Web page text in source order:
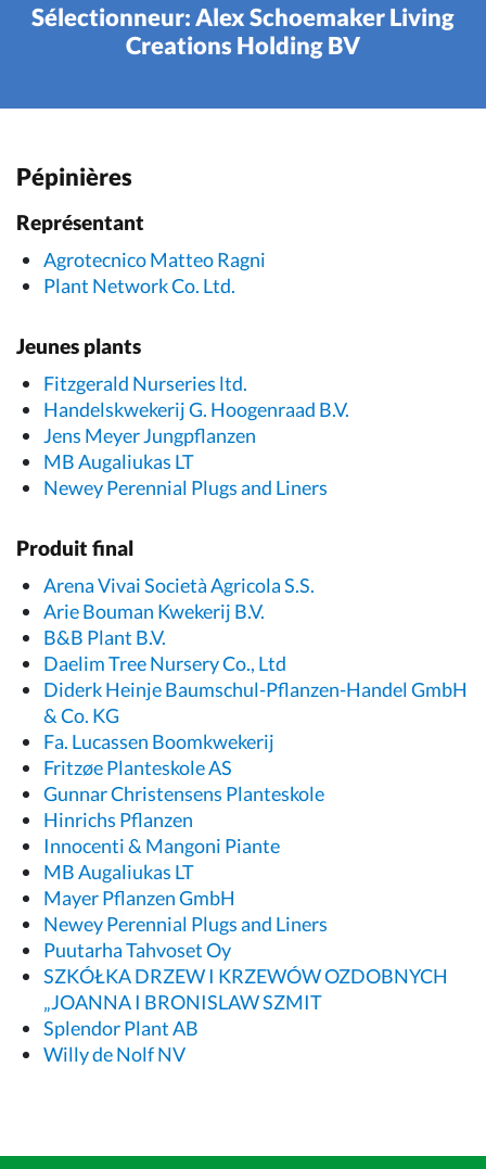
Sélectionneur: Alex Schoemaker Living
Creations Holding BV
Pépinières
Représentant
Agrotecnico Matteo Ragni
Plant Network Co. Ltd.
Jeunes plants
Fitzgerald Nurseries ltd.
Handelskwekerij G. Hoogenraad B.V.
Jens Meyer Jungpflanzen
MB Augaliukas LT
Newey Perennial Plugs and Liners
Produit final
Arena Vivai Società Agricola S.S.
Arie Bouman Kwekerij B.V.
B&B Plant B.V.
Daelim Tree Nursery Co., Ltd
Diderk Heinje Baumschul-Pflanzen-Handel GmbH
& Co. KG
Fa. Lucassen Boomkwekerij
Fritzøe Planteskole AS
Gunnar Christensens Planteskole
Hinrichs Pflanzen
Innocenti & Mangoni Piante
MB Augaliukas LT
Mayer Pflanzen GmbH
Newey Perennial Plugs and Liners
Puutarha Tahvoset Oy
SZKÓŁKA DRZEW I KRZEWÓW OZDOBNYCH
„JOANNA I BRONISLAW SZMIT
Splendor Plant AB
Willy de Nolf NV